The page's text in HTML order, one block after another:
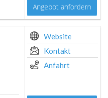
Angebot anfordern
Website
Kontakt
Anfahrt